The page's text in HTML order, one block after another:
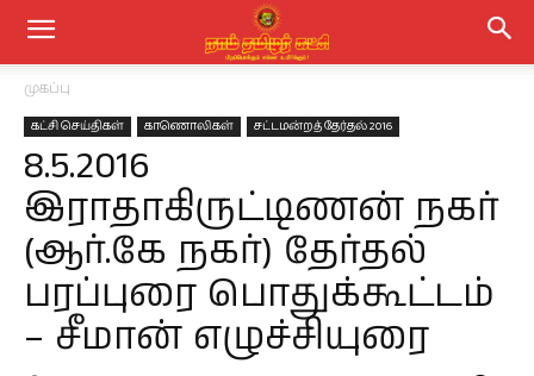
முகப்பு
கட்சி செய்திகள் காணொலிகள் சட்டமன்றத் தேர்தல் 2016
8.5.2016
இராதாகிருட்டிணன் நகர்
(ஆர்.கே நகர்) தேர்தல்
பரப்புரை பொதுக்கூட்டம்
– சீமான் எழுச்சியுரை